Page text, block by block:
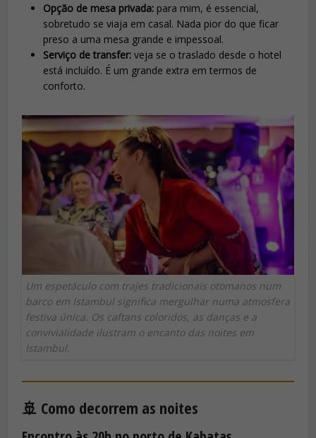
Opção de mesa privada: para mim, é essencial,
sobretudo se viaja em casal. Nada pior do que ficar
preso a uma mesa grande e impessoal.
Serviço de transfer: veja se o traslado desde o hotel
está incluído. É um grande extra em termos de
conforto.
Um espetáculo com trajes tradicionais otomanos num
barco em Istambul significa mergulhar numa atmosfera
festiva única. Os caftans coloridos, as danças e a
convivialidade ilustram o encanto das noites em
Istambul.
🚢 Como decorrem as noites